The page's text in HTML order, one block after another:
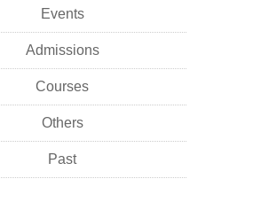
Events
Admissions
Courses
Others
Past